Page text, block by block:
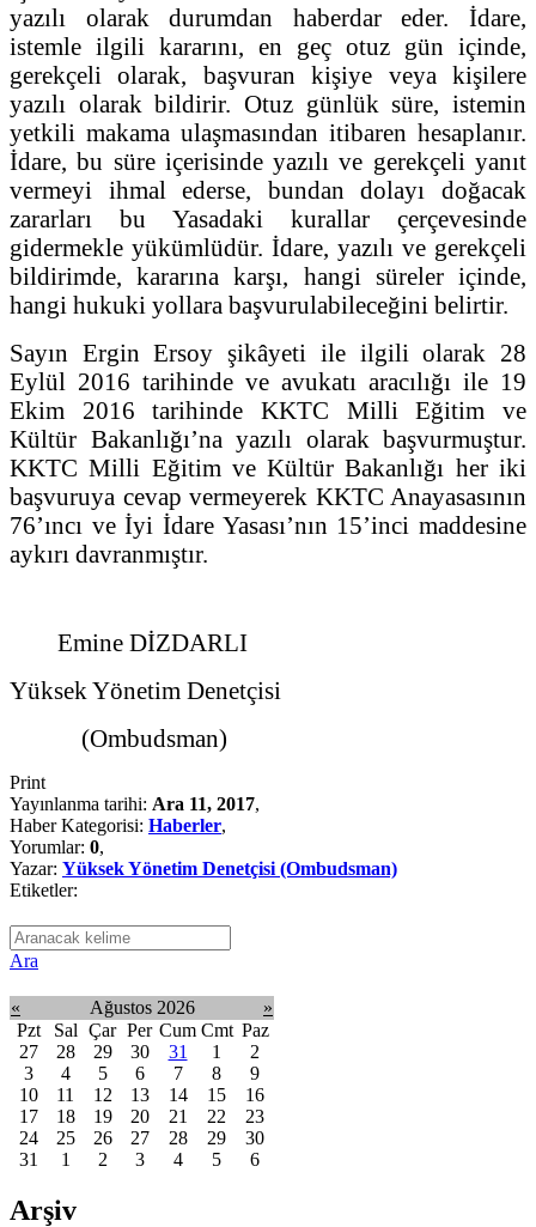
yazılı olarak durumdan haberdar eder. İdare,
istemle ilgili kararını, en geç otuz gün içinde,
gerekçeli olarak, başvuran kişiye veya kişilere
yazılı olarak bildirir. Otuz günlük süre, istemin
yetkili makama ulaşmasından itibaren hesaplanır.
İdare, bu süre içerisinde yazılı ve gerekçeli yanıt
vermeyi ihmal ederse, bundan dolayı doğacak
zararları bu Yasadaki kurallar çerçevesinde
gidermekle yükümlüdür. İdare, yazılı ve gerekçeli
bildirimde, kararına karşı, hangi süreler içinde,
hangi hukuki yollara başvurulabileceğini belirtir.
Sayın Ergin Ersoy şikâyeti ile ilgili olarak 28
Eylül 2016 tarihinde ve avukatı aracılığı ile 19
Ekim 2016 tarihinde KKTC Milli Eğitim ve
Kültür Bakanlığı’na yazılı olarak başvurmuştur.
KKTC Milli Eğitim ve Kültür Bakanlığı her iki
başvuruya cevap vermeyerek KKTC Anayasasının
76’ıncı ve İyi İdare Yasası’nın 15’inci maddesine
aykırı davranmıştır.
Emine DİZDARLI
Yüksek Yönetim Denetçisi
(Ombudsman)
Print
Yayınlanma tarihi: Ara 11, 2017,
Haber Kategorisi: Haberler,
Yorumlar: 0,
Yazar: Yüksek Yönetim Denetçisi (Ombudsman)
Etiketler:
Ara
« Ağustos 2026
»
Pzt
Sal Çar Per Cum Cmt Paz
27
28 29 30 31 1
2
3
4 5 6 7 8
9
10
11 12 13 14 15
16
17
18 19 20 21 22
23
24
25 26 27 28 29
30
31
1 2 3 4 5 6
Arşiv